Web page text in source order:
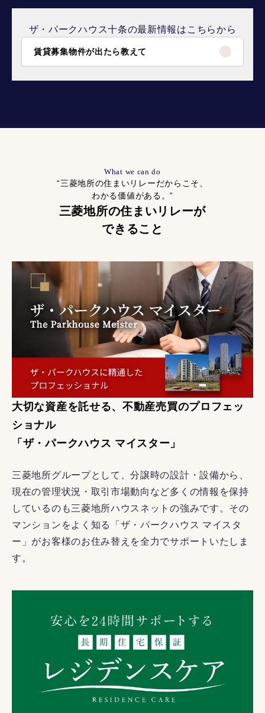
ザ・パークハウス十条の最新情報はこちらから
賃貸募集物件が出たら教えて
What we can do
“三菱地所の住まいリレーだからこそ、
わかる価値がある。”
三菱地所の住まいリレーが
できること
大切な資産を託せる、不動産売買のプロフェッ
ショナル
「ザ・パークハウス マイスター」
三菱地所グループとして、分譲時の設計・設備から、
現在の管理状況・取引市場動向など多くの情報を保持
しているのも三菱地所ハウスネットの強みです。その
マンションをよく知る「ザ・パークハウス マイスタ
ー」がお客様のお住み替えを全力でサポートいたしま
す。